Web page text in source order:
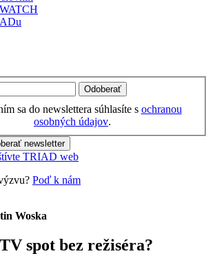
Odoberať
sa do newslettera súhlasíte s ochranou
osobných údajov.
newsletter
TRIAD web
Poď k nám
Woska
spot bez režiséra?